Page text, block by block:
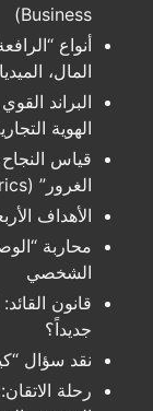
Business)
المال،
البراند
الهوية
قياس
الغرور” (Vanity Metrics)
الأهداف
محاربة
الشخصي
قانون
جديداً؟
نقد سؤال
رحلة